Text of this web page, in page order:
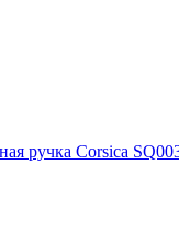
ручка Corsica